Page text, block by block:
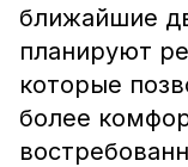
ближайшие
планируют
которые
более